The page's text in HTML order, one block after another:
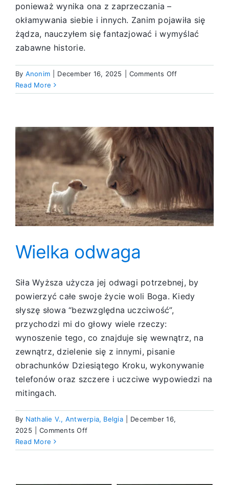
ponieważ wynika ona z zaprzeczania –
okłamywania siebie i innych. Zanim pojawiła się
żądza, nauczyłem się fantazjować i wymyślać
zabawne historie.
By Anonim December 16, 2025 Comments Offon
sekretów
Read More
Wielka odwaga
Siła Wyższa użycza jej odwagi potrzebnej, by
powierzyć całe swoje życie woli Boga. Kiedy
słyszę słowa “bezwzględna uczciwość”,
przychodzi mi do głowy wiele rzeczy:
wynoszenie tego, co znajduje się wewnątrz, na
zewnątrz, dzielenie się z innymi, pisanie
obrachunków Dziesiątego Kroku, wykonywanie
telefonów oraz szczere i uczciwe wypowiedzi na
mitingach.
By Nathalie V., Antwerpia, Belgia
December 16,
2025
Comments Offon
odwaga
Read More